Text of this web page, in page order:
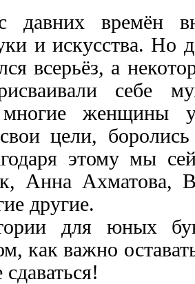
времён
и искусства. Но
всерьёз, а
себе
многие женщины
свои цели,
этому мы
Анна Ахматова,
другие.
для юных
как важно